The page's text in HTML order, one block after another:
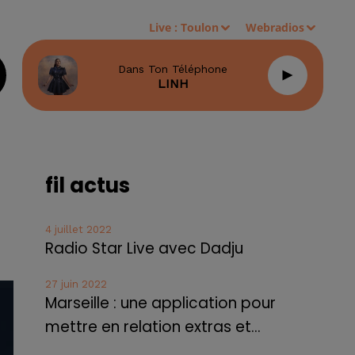
Live :Toulon Webradios
Dans Ton Téléphone
LINH
fil actus
4 juillet 2022
Radio Star Live avec Dadju
27 juin 2022
Marseille : une application pour
mettre en relation extras et...